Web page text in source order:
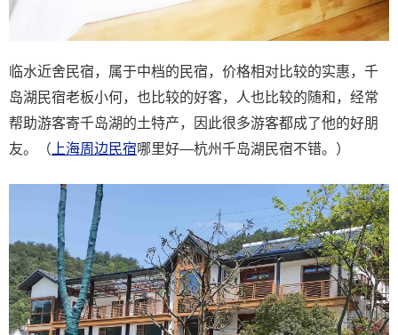
临水近舍民宿，属于中档的民宿，价格相对比较的实惠，千
岛湖民宿老板小何，也比较的好客，人也比较的随和，经常
帮助游客寄千岛湖的土特产，因此很多游客都成了他的好朋
友。（ 上海周边民宿哪里好—杭州千岛湖民宿不错。）